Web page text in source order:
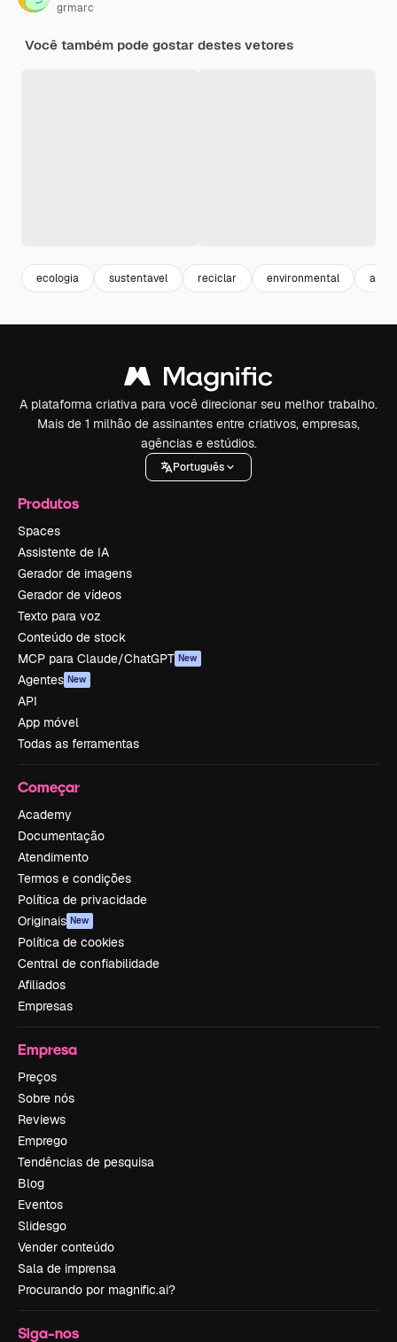
grmarc
Você também pode gostar destes vetores
ecologia sustentavel reciclar environmental
A plataforma criativa para você direcionar seu melhor trabalho.
Mais de 1 milhão de assinantes entre criativos, empresas,
agências e estúdios.
Português
Produtos
Spaces
Assistente de IA
Gerador de imagens
Gerador de vídeos
Texto para voz
Conteúdo de stock
MCP para Claude/ChatGPT New
Agentes New
API
App móvel
Todas as ferramentas
Começar
Academy
Documentação
Atendimento
Termos e condições
Política de privacidade
Originais New
Política de cookies
Central de confiabilidade
Afiliados
Empresas
Empresa
Preços
Sobre nós
Reviews
Emprego
Tendências de pesquisa
Blog
Eventos
Slidesgo
Vender conteúdo
Sala de imprensa
Procurando por magnific.ai?
Siga-nos